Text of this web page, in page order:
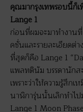
คุณมากรุงเทพรอบนี้ก็
Lange 1
ก่อนที่ผมจะมาทำงาน
คชั่นและรายละเอียด
ที่สุดก็คือ Lange 1
แพลทตินัม บรรดานัก
เพราะว่าให้ความรู้สึกเ
นาฬิการุ่นนั้นเลิกทำไป
Lange 1 Moon